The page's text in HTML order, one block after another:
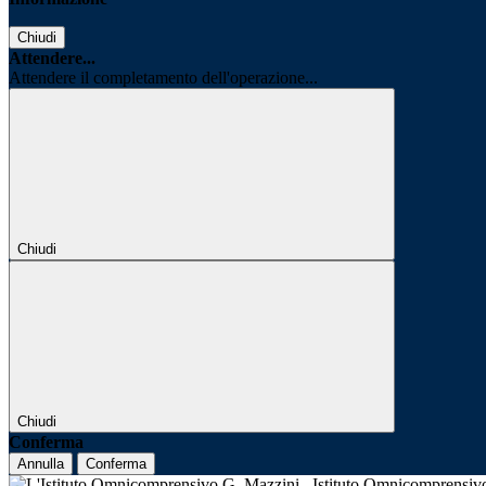
Chiudi
Attendere...
Attendere il completamento dell'operazione...
Chiudi
Chiudi
Conferma
Annulla Conferma